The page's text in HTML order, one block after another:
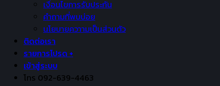
เงื่อนไขการรับประกัน
คำถามที่พบบ่อย
นโยบายควาามเป็นส่วนตัว
ติดต่อเรา
รายการโปรด +
เข้าสู่ระบบ
โทร 092-639-4463